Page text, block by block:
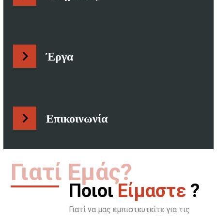
Έργα
Επικοινωνία
Γιατί Εμάς?
ΠοιοιΕίμαστε ?
Γιατί να μας εμπιστευτείτε για τις